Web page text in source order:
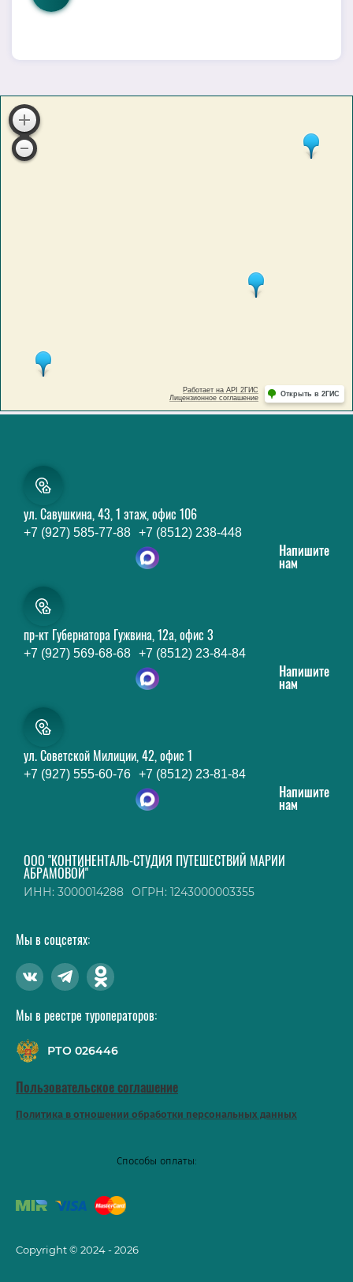
ул. Савушкина, 43, 1 этаж, офис 106
+7 (927) 585-77-88 +7 (8512) 238-448
Напишите
нам
пр-кт Губернатора Гужвина, 12а, офис 3
+7 (927) 569-68-68 +7 (8512) 23-84-84
Напишите
нам
ул. Советской Милиции, 42, офис 1
+7 (927) 555-60-76 +7 (8512) 23-81-84
Напишите
нам
ООО "КОНТИНЕНТАЛЬ-СТУДИЯ ПУТЕШЕСТВИЙ МАРИИ
АБРАМОВОЙ"
ИНН: 3000014288 ОГРН: 1243000003355
Мы в соцсетях:
Мы в реестре туроператоров:
РТО 026446
Пользовательское соглашение
Политика в отношении обработки персональных данных
Способы оплаты:
Copyright © 2024 - 2026